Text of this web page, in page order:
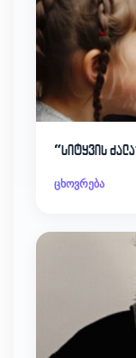
“სიტყვის
ცხოვრება